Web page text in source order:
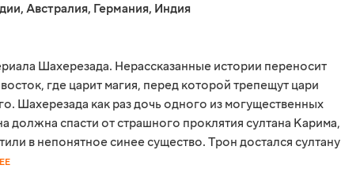
, Австралия, Германия, Индия
Шахерезада. Нерассказанные истории переносит
где царит магия, перед которой трепещут цари
Шахерезада как раз дочь одного из могущественных
должна спасти от страшного проклятия султана Карима,
в непонятное синее существо. Трон достался султану